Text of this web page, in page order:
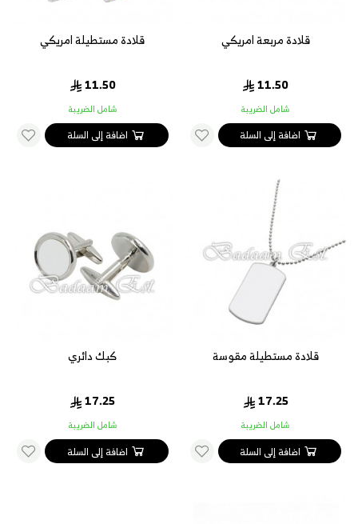
قلادة مربعة امريكي
11.50
شامل الضريبة
اضافة إلى السلة
قلادة مستطيلة امريكي
11.50
شامل الضريبة
اضافة إلى السلة
قلادة مستطيلة مقوسة
17.25
شامل الضريبة
اضافة إلى السلة
كبك دائري
17.25
شامل الضريبة
اضافة إلى السلة